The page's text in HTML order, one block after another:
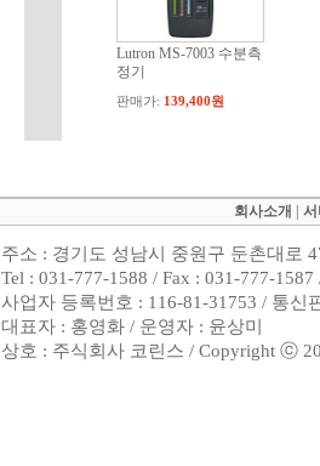
Lutron MS-7003 수분측
정기
판매가: 139,400원
회사소개
주소 : 경기도 성남시 중원구 둔촌대로
Tel : 031-777-1588 / Fax : 031-777-
사업자 등록번호 : 116-81-31753 / 통신
대표자 : 홍영화 / 운영자 : 윤상미
상호 : 주식회사 코린스 / Copyright ⓒ